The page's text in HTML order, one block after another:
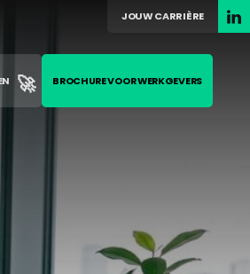
JOUW CARRIÈRE
🚀 BROCHURE VOOR WERKGEVERS